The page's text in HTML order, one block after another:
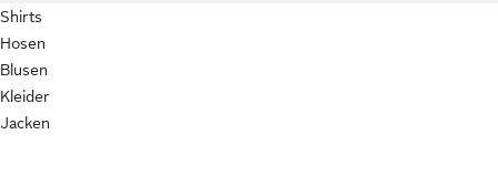
Shirts
Hosen
Blusen
Kleider
Jacken